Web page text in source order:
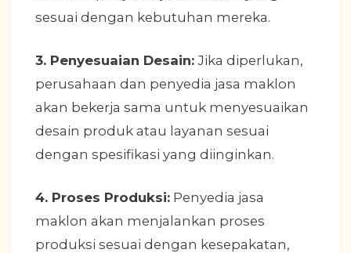
sesuai dengan kebutuhan mereka.
3. Penyesuaian Desain: Jika diperlukan,
perusahaan dan penyedia jasa maklon
akan bekerja sama untuk menyesuaikan
desain produk atau layanan sesuai
dengan spesifikasi yang diinginkan.
4. Proses Produksi: Penyedia jasa
maklon akan menjalankan proses
produksi sesuai dengan kesepakatan,